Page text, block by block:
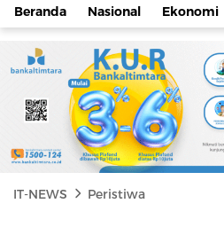
Beranda Nasional Ekonomi
IT-NEWS Peristiwa